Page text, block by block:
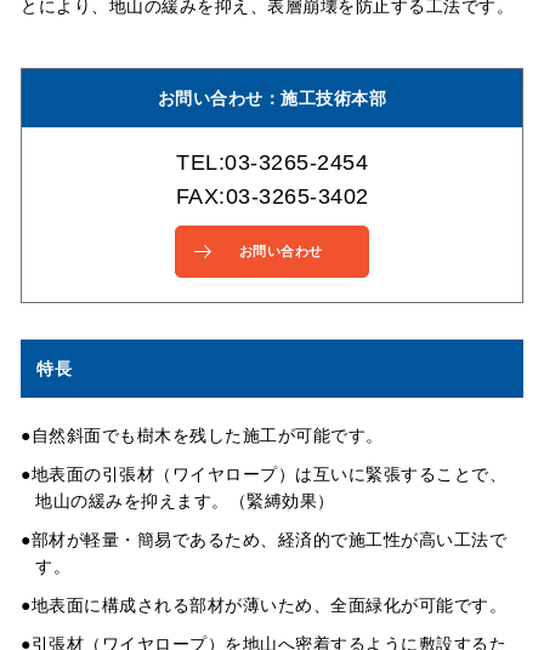
とにより、地山の緩みを抑え、表層崩壊を防止する工法です。
お問い合わせ：施工技術本部
TEL:03-3265-2454
FAX:03-3265-3402
お問い合わせ
特長
●自然斜面でも樹木を残した施工が可能です。
●地表面の引張材（ワイヤロープ）は互いに緊張することで、
地山の緩みを抑えます。（緊縛効果）
●部材が軽量・簡易であるため、経済的で施工性が高い工法で
す。
●地表面に構成される部材が薄いため、全面緑化が可能です。
●引張材（ワイヤロープ）を地山へ密着するように敷設するた